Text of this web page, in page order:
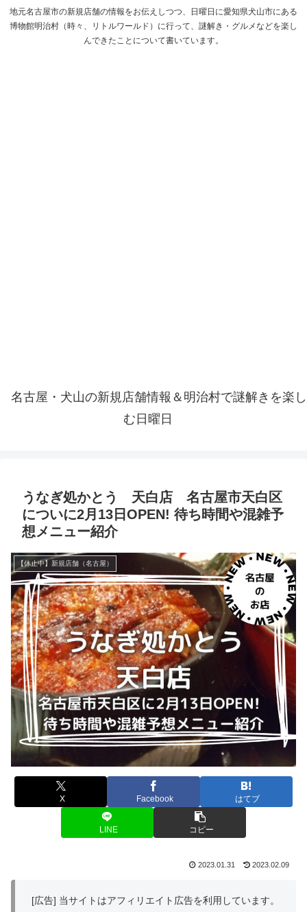
地元名古屋市の新規店舗の情報をお伝えしつつ、日曜日に愛知県犬山市にある
博物館明治村（時々、リトルワールド）に行って、謎解き・グルメなどを楽し
んできたことについて書いています。
名古屋・犬山の新規店舗情報＆明治村で謎解きを楽し
む日曜日
うなぎ処かとう 天白店 名古屋市天白区
についに2月13日OPEN! 待ち時間や混雑予
想メニュー紹介
【休止中】新規店舗（名古屋）
X Facebook はてブ
LINE コピー
2023.01.31 2023.02.09
[広告] 当サイトはアフィリエイト広告を利用しています。